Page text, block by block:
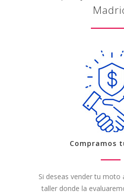
Compramos
Si deseas vender tu moto
taller donde la